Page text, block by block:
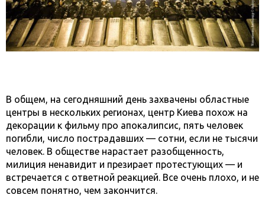
В общем, на сегодняшний день захвачены областные
центры в нескольких регионах, центр Киева похож на
декорации к фильму про апокалипсис, пять человек
погибли, число пострадавших — сотни, если не тысячи
человек. В обществе нарастает разобщенность,
милиция ненавидит и презирает протестующих — и
встречается с ответной реакцией. Все очень плохо, и не
совсем понятно, чем закончится.